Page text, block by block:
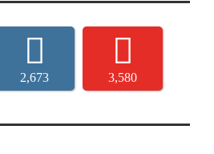
2,673 3,580